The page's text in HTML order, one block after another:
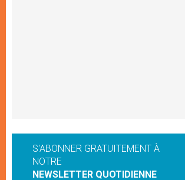
S'ABONNER GRATUITEMENT À
NOTRE
NEWSLETTER QUOTIDIENNE